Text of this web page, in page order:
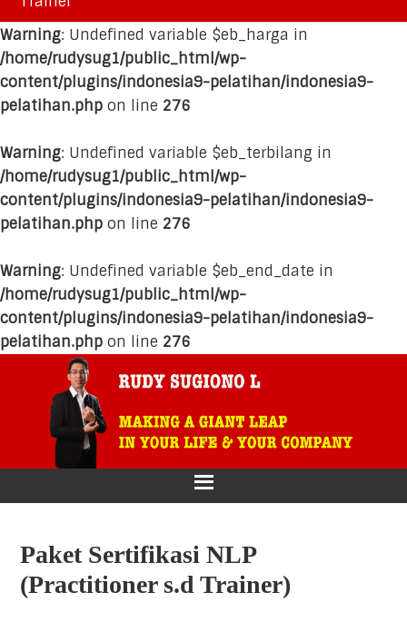
Warning: Undefined variable $eb_harga in
/home/rudysug1/public_html/wp-
content/plugins/indonesia9-pelatihan/indonesia9-
pelatihan.php on line 276
Warning: Undefined variable $eb_terbilang in
/home/rudysug1/public_html/wp-
content/plugins/indonesia9-pelatihan/indonesia9-
pelatihan.php on line 276
Warning: Undefined variable $eb_end_date in
/home/rudysug1/public_html/wp-
content/plugins/indonesia9-pelatihan/indonesia9-
pelatihan.php on line 276
primary
navigation
content
primary
sidebar
Paket Sertifikasi NLP
(Practitioner s.d Trainer)